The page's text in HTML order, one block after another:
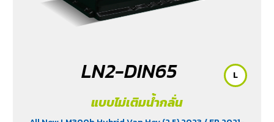
LN2-DIN65
แบบไม่เติมน้ำกลั่น
L